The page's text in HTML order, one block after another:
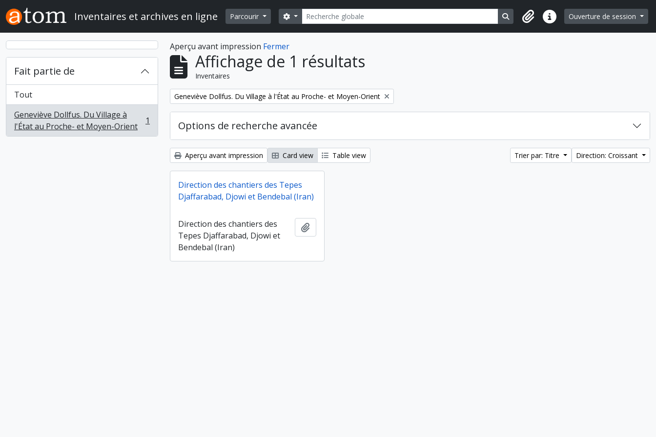
Skip to main content
Inventaires et archives en ligne Parcourir Rechercher
Search options Search in browse page
Liens rapidesOuverture de session
Fait partie de
Tout
Geneviève Dollfus. Du Village à
l'État au Proche- et Moyen-Orient
, 1 résultats 1
Aperçu avant impression Fermer
Affichage de 1 résultats
Inventaires
Remove filter:
Geneviève Dollfus. Du Village à l'État au Proche- et Moyen-Orient
Options de recherche avancée
Aperçu avant impression Card view Table view Trier par: Titre Direction: Croissant
Direction des chantiers des Tepes
Djaffarabad, Djowi et Bendebal (Iran)
Direction des chantiers des
Tepes Djaffarabad, Djowi et
Bendebal (Iran)